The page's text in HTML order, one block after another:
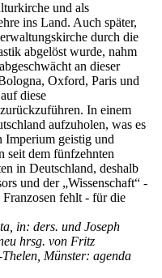
und als
ins Land. Auch später,
durch die
abgelöst wurde, nahm
an dieser
Oxford, Paris und
diese
In einem
aufzuholen, was es
Imperium geistig und
seit dem fünfzehnten
in Deutschland, deshalb
und der „Wissenschaft“ -
Franzosen fehlt - für die
in: ders. und Joseph
hrsg. von Fritz
Münster: agenda